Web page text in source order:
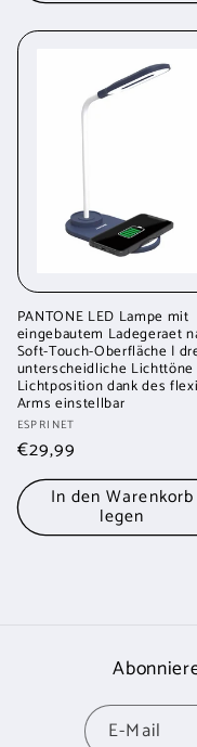
PANTONE LED Lampe mit
eingebautem Ladegeraet
Soft-Touch-Oberfläche |
unterscheidliche
Lichtposition dank des
Arms einstellbar
Anbieter:
ESPRINET
Normaler
Preis
€29,99
In den Warenkorb
legen
E-Mail